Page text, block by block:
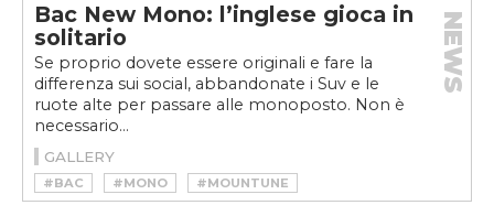
Bac New Mono: l’inglese gioca in
solitario
Se proprio dovete essere originali e fare la
differenza sui social, abbandonate i Suv e le
ruote alte per passare alle monoposto. Non è
necessario...
NEWS
GALLERY
#BAC #MONO
#MOUNTUNE
#NEW MONO
#ÖHLINS #TRACKDAY